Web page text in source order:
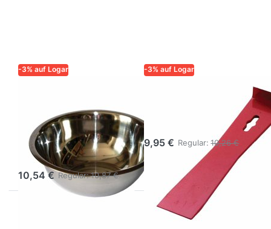
-3% auf Logar
Behälter für
Wachs 3,5l aus
Edelstahl
10,54 € Regular:10,87 €
-3% auf Logar
9,95 € Regular: 10,26 €